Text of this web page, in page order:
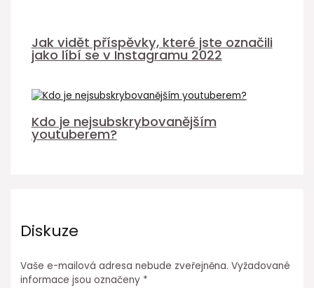
Jak vidět příspěvky, které jste označili
jako líbí se v Instagramu 2022
Kdo je nejsubskrybovanějším
youtuberem?
Diskuze
Vaše e-mailová adresa nebude zveřejněna. Vyžadované
informace jsou označeny *